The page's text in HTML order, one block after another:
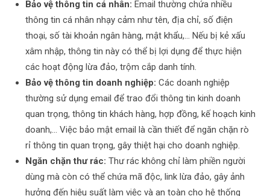
Bảo vệ thông tin cá nhân: Email thường chứa nhiều
thông tin cá nhân nhạy cảm như tên, địa chỉ, số điện
thoại, số tài khoản ngân hàng, mật khẩu,… Nếu bị kẻ xấu
xâm nhập, thông tin này có thể bị lợi dụng để thực hiện
các hoạt động lừa đảo, trộm cắp danh tính.
Bảo vệ thông tin doanh nghiệp: Các doanh nghiệp
thường sử dụng email để trao đổi thông tin kinh doanh
quan trọng, thông tin khách hàng, hợp đồng, kế hoạch kinh
doanh,… Việc bảo mật email là cần thiết để ngăn chặn rò
rỉ thông tin quan trọng, gây thiệt hại cho doanh nghiệp.
Ngăn chặn thư rác: Thư rác không chỉ làm phiền người
dùng mà còn có thể chứa mã độc, link lừa đảo, gây ảnh
hưởng đến hiệu suất làm việc và an toàn cho hệ thống